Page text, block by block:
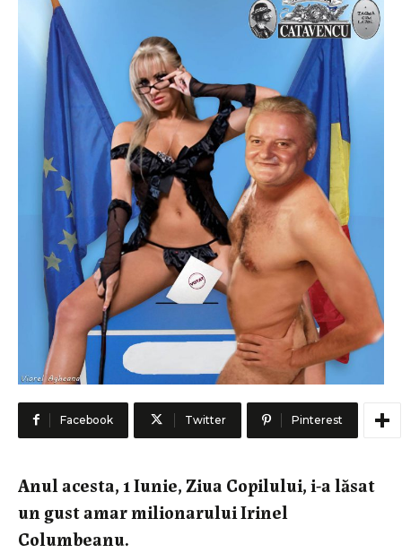
Facebook Twitter Pinterest
Anul acesta, 1 Iunie, Ziua Copilului, i-a lăsat
un gust amar milionarului Irinel
Columbeanu.